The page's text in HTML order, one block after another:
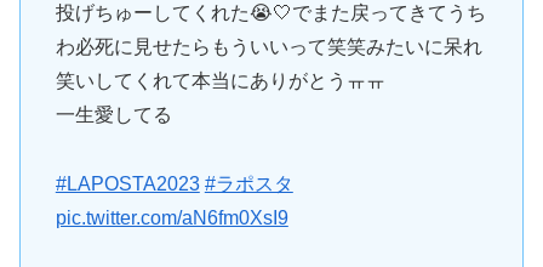
投げちゅーしてくれた😭🤍でまた戻ってきてうち
わ必死に見せたらもういいって笑笑みたいに呆れ
笑いしてくれて本当にありがとうㅠㅠ
一生愛してる
#LAPOSTA2023 #ラポスタ
pic.twitter.com/aN6fm0XsI9